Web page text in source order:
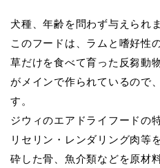
犬種、年齢を問わず与えられま
このフードは、ラムと嗜好性
草だけを食べて育った反芻動
がメインで作られているので
す。
ジウィのエアドライフードの
リセリン・レンダリング肉等
砕した骨、魚介類などを原材